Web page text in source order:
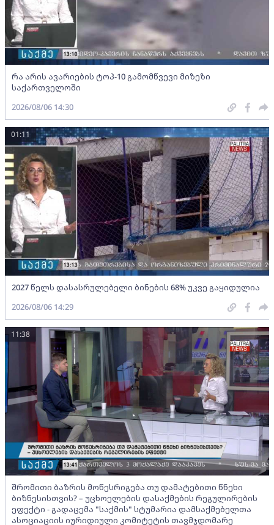
რა არის ავარიების ტოპ-10 გამომწვევი მიზეზი
საქართველოში
2026/08/06 14:30
2027 წელს დასასრულებელი ბინების 68% უკვე გაყიდულია
01:11
2026/08/06 14:29
შრომითი ბაზრის მოწესრიგება თუ დამატებითი წნეხი
ბიზნესისთვის? – უცხოელების დასაქმების რეგულირების
ეფექტი - გადაცემა "საქმის" სტუმარია დამსაქმებელთა
ასოციაციის იურიდიული კომიტეტის თავმჯდომარე
11:38